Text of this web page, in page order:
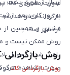
صورت مفقودی کالا،
فرانشیز است.
ارسال از طریق پست
در روز کاری بعد از
مشتری و همچنین از
پلمپ شده تحویل
صورت مشاهده
روش بازگردانی
روش بازگردانی کالادر